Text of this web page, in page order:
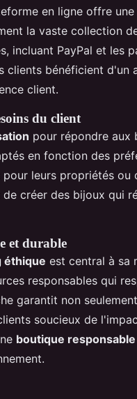
en ligne offre
la vaste collection
incluant PayPal et les
clients bénéficient d'un
client.
du client
pour répondre aux
en fonction des
leurs propriétés
créer des bijoux qui
et durable
éthique est central à sa
responsables qui
garantit non
soucieux de
boutique